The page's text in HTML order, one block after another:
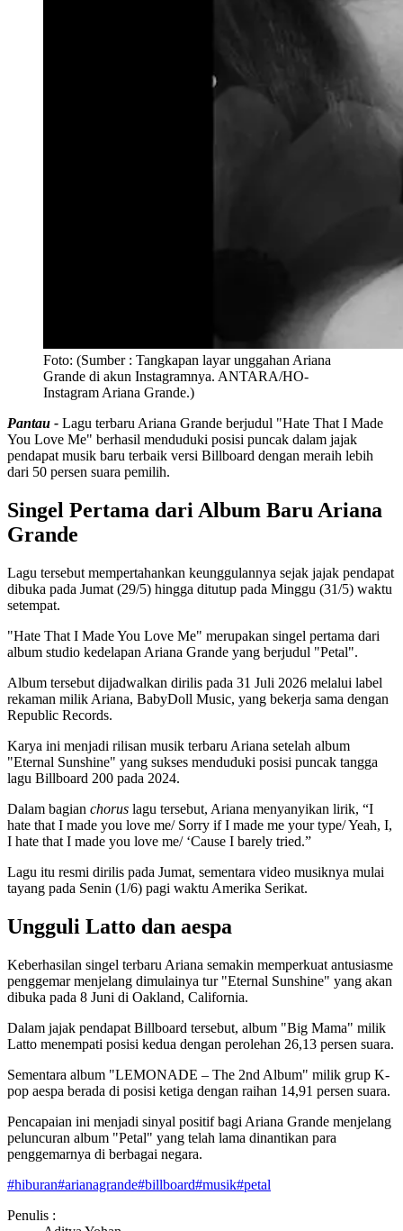
Foto: (Sumber : Tangkapan layar unggahan Ariana
Grande di akun Instagramnya. ANTARA/HO-
Instagram Ariana Grande.)
Pantau - Lagu terbaru Ariana Grande berjudul "Hate That I Made
You Love Me" berhasil menduduki posisi puncak dalam jajak
pendapat musik baru terbaik versi Billboard dengan meraih lebih
dari 50 persen suara pemilih.
Singel Pertama dari Album Baru Ariana
Grande
Lagu tersebut mempertahankan keunggulannya sejak jajak pendapat
dibuka pada Jumat (29/5) hingga ditutup pada Minggu (31/5) waktu
setempat.
"Hate That I Made You Love Me" merupakan singel pertama dari
album studio kedelapan Ariana Grande yang berjudul "Petal".
Album tersebut dijadwalkan dirilis pada 31 Juli 2026 melalui label
rekaman milik Ariana, BabyDoll Music, yang bekerja sama dengan
Republic Records.
Karya ini menjadi rilisan musik terbaru Ariana setelah album
"Eternal Sunshine" yang sukses menduduki posisi puncak tangga
lagu Billboard 200 pada 2024.
Dalam bagian chorus lagu tersebut, Ariana menyanyikan lirik, “I
hate that I made you love me/ Sorry if I made me your type/ Yeah, I,
I hate that I made you love me/ ‘Cause I barely tried.”
Lagu itu resmi dirilis pada Jumat, sementara video musiknya mulai
tayang pada Senin (1/6) pagi waktu Amerika Serikat.
Ungguli Latto dan aespa
Keberhasilan singel terbaru Ariana semakin memperkuat antusiasme
penggemar menjelang dimulainya tur "Eternal Sunshine" yang akan
dibuka pada 8 Juni di Oakland, California.
Dalam jajak pendapat Billboard tersebut, album "Big Mama" milik
Latto menempati posisi kedua dengan perolehan 26,13 persen suara.
Sementara album "LEMONADE – The 2nd Album" milik grup K-
pop aespa berada di posisi ketiga dengan raihan 14,91 persen suara.
Pencapaian ini menjadi sinyal positif bagi Ariana Grande menjelang
peluncuran album "Petal" yang telah lama dinantikan para
penggemarnya di berbagai negara.
#hiburan#arianagrande#billboard#musik#petal
Penulis :